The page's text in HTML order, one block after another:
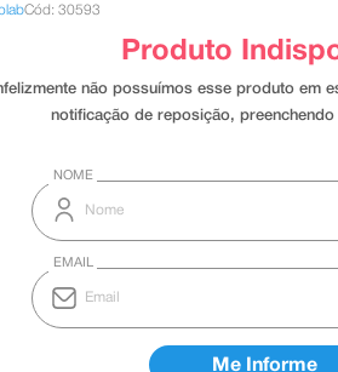
Cód: 30593